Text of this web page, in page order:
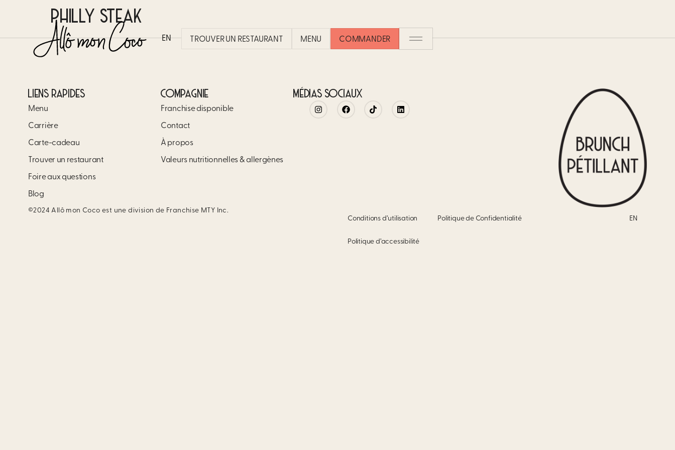
EN TROUVER UN RESTAURANT​ MENU COMMANDER
PHILLY STEAK
LIENS RAPIDES
Menu
Carrière​
Carte-cadeau
Trouver un restaurant​
Foire aux questions
Blog
COMPAGNIE
Franchise disponible
Contact
À propos
Valeurs nutritionnelles & allergènes
MÉDIAS SOCIAUX
©2024 Allô mon Coco est une division de Franchise MTY Inc.
EN
Conditions d’utilisation Politique de Confidentialité
Politique d’accessibilité